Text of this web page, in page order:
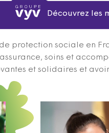
Découvrez les
protection sociale en
soins et
et solidaires et